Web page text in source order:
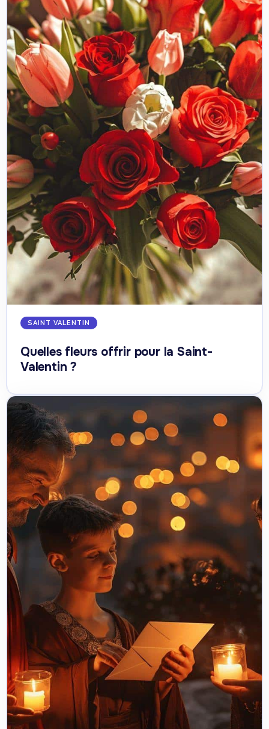
SAINT VALENTIN
Quelles fleurs offrir pour la Saint-
Valentin ?